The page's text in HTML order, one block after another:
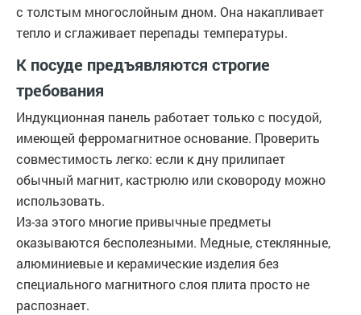
с толстым многослойным дном. Она накапливает
тепло и сглаживает перепады температуры.
К посуде предъявляются строгие
требования
Индукционная панель работает только с посудой,
имеющей ферромагнитное основание. Проверить
совместимость легко: если к дну прилипает
обычный магнит, кастрюлю или сковороду можно
использовать.
Из-за этого многие привычные предметы
оказываются бесполезными. Медные, стеклянные,
алюминиевые и керамические изделия без
специального магнитного слоя плита просто не
распознает.